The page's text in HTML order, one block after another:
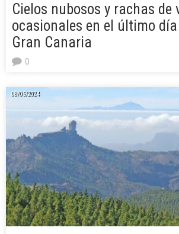
Cielos nubosos y rachas de
ocasionales en el último día
Gran Canaria
0
08/05/2024